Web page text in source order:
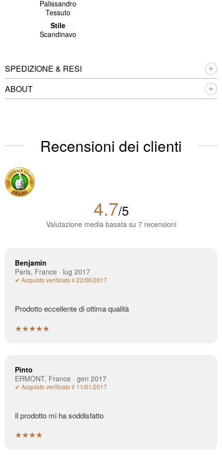
Palissandro
Tessuto
Stile
Scandinavo
SPEDIZIONE & RESI
ABOUT
Recensioni dei clienti
4.7/5
Valutazione media basata su 7 recensioni
Benjamin
Paris, France · lug 2017
✔ Acquisto verificato il 22/06/2017
Prodotto eccellente di ottima qualità
★★★★★
Pinto
ERMONT, France · gen 2017
✔ Acquisto verificato il 11/01/2017
Il prodotto mi ha soddisfatto
★★★★